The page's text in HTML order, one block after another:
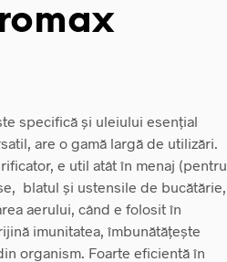
specifică și uleiului esențial
are o gamă largă de utilizări.
e util atât în menaj (pentru
blatul și ustensile de bucătărie,
aerului, când e folosit în
imunitatea, îmbunătățește
organism. Foarte eficientă în